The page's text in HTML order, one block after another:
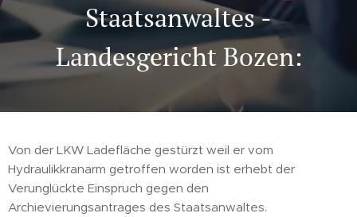
Staatsanwaltes -
Landesgericht Bozen:
Von der LKW Ladefläche gestürzt weil er vom
Hydraulikkranarm getroffen worden ist erhebt der
Verunglückte Einspruch gegen den
Archievierungsantrages des Staatsanwaltes.